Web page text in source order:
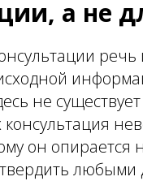
а не
речь
не
он